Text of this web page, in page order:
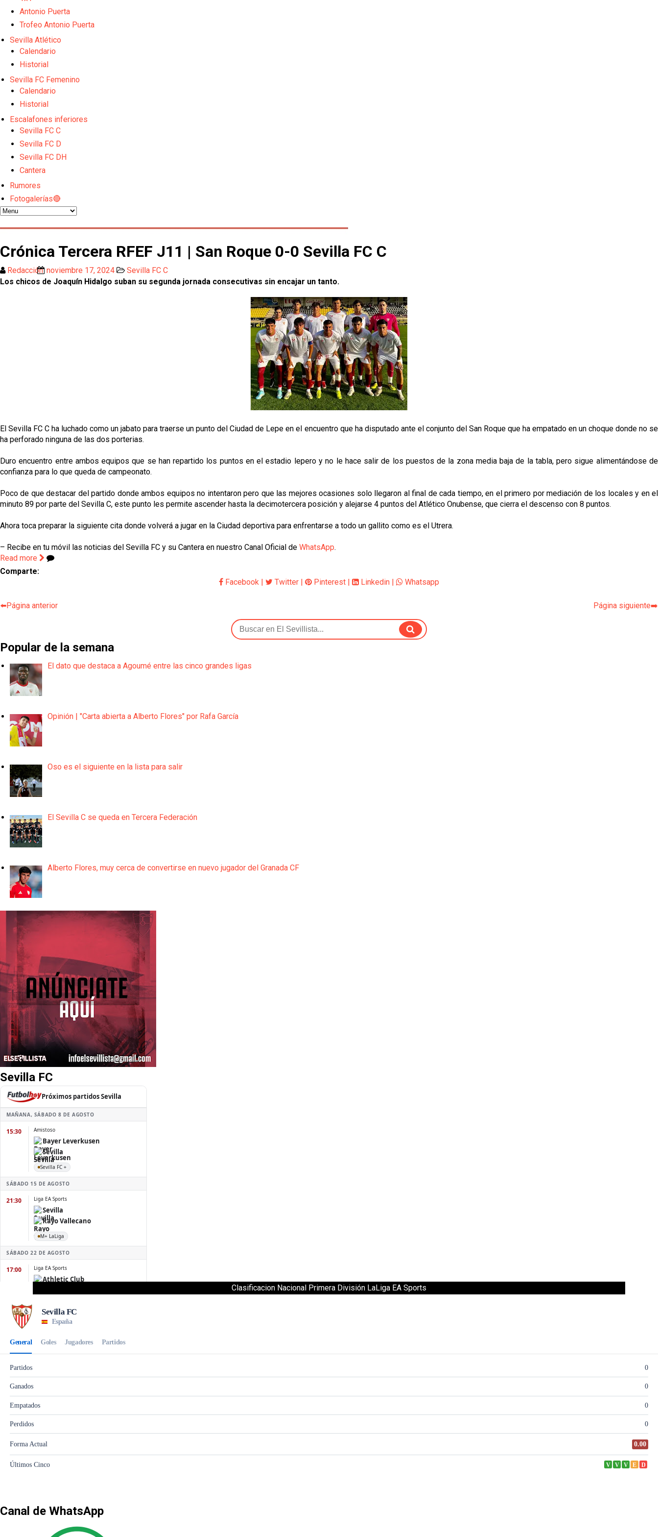
Sow muy cerca de cerrar su traspaso al Genoa
Oso es el siguiente en la lista para salir
Banquillos confirmados: así queda la cantera del Sevilla Femenino para la 2026/27
Previa | El Sevilla FC cierra la pretemporada con el exigente choque ante el Bayer Leverkusen
Antonio Puerta
Trofeo Antonio Puerta
Sevilla Atlético
Calendario
Historial
Sevilla FC Femenino
Calendario
Historial
Escalafones inferiores
Sevilla FC C
Sevilla FC D
Sevilla FC DH
Cantera
Rumores
Fotogalerías🔴
Crónica Tercera RFEF J11 | San Roque 0-0 Sevilla FC C
Redacción noviembre 17, 2024
Sevilla FC C
Los chicos de Joaquín Hidalgo suban su segunda jornada consecutivas sin encajar un tanto.
El Sevilla FC C ha luchado como un jabato para traerse un punto del Ciudad de Lepe en el encuentro que ha disputado ante el conjunto del San Roque que ha empatado en un choque donde no se
ha perforado ninguna de las dos porterias.
Duro encuentro entre ambos equipos que se han repartido los puntos en el estadio lepero y no le hace salir de los puestos de la zona media baja de la tabla, pero sigue alimentándose de
confianza para lo que queda de campeonato.
Poco de que destacar del partido donde ambos equipos no intentaron pero que las mejores ocasiones solo llegaron al final de cada tiempo, en el primero por mediación de los locales y en el
minuto 89 por parte del Sevilla C, este punto les permite ascender hasta la decimotercera posición y alejarse 4 puntos del Atlético Onubense, que cierra el descenso con 8 puntos.
Ahora toca preparar la siguiente cita donde volverá a jugar en la Ciudad deportiva para enfrentarse a todo un gallito como es el Utrera.
– Recibe en tu móvil las noticias del Sevilla FC y su Cantera en nuestro Canal Oficial de WhatsApp.
Read more
Comparte:
Facebook | Twitter | Pinterest | Linkedin | Whatsapp
⬅️Página anterior Página siguiente➡️
Popular de la semana
El dato que destaca a Agoumé entre las cinco grandes ligas
Opinión | "Carta abierta a Alberto Flores" por Rafa García
Oso es el siguiente en la lista para salir
El Sevilla C se queda en Tercera Federación
Alberto Flores, muy cerca de convertirse en nuevo jugador del Granada CF
Sevilla FC
Clasificacion Nacional Primera División LaLiga EA Sports
Canal de WhatsApp